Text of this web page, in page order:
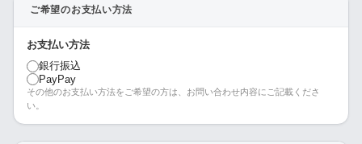
ご希望のお支払い方法
お支払い方法
銀行振込
PayPay
その他のお支払い方法をご希望の方は、お問い合わせ内容にご記載くださ
い。